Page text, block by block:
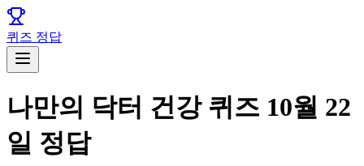
퀴즈 정답
나만의 닥터 건강 퀴즈 10월 22
일 정답